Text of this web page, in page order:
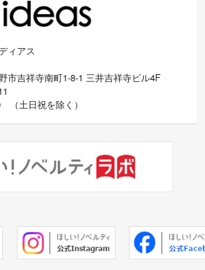
ィアス
市吉祥寺南町1-8-1 三井吉祥寺ビル4F
（土日祝を除く）